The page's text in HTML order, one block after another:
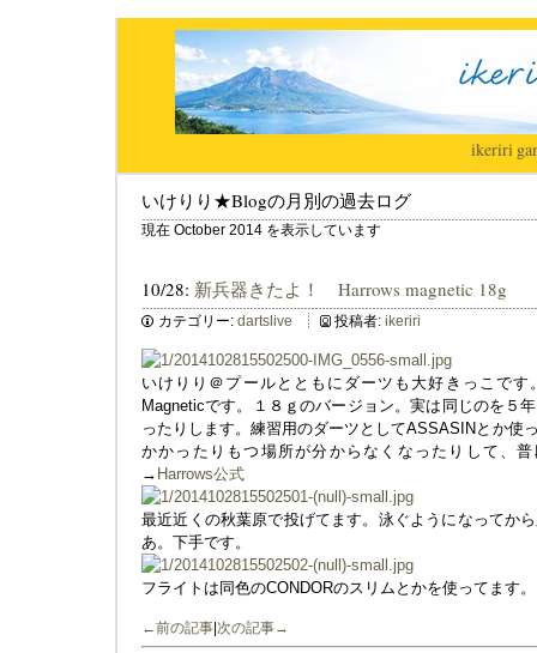
ikeriri|
いけりり★Blogの月別の過去ログ
現在 October 2014 を表示しています
10/28: 新兵器きたよ！ Harrows magnetic 18g
カテゴリー: dartslive 投稿者: ikeriri
いけりり＠プールとともにダーツも大好きっこです
Magneticです。１８ｇのバージョン。実は同じのを５
ったりします。練習用のダーツとしてASSASINとか使
かかったりもつ場所が分からなくなったりして、
→ Harrows公式
最近近くの秋葉原で投げてます。泳ぐようになってか
あ。下手です。
フライトは同色のCONDORのスリムとかを使ってます。
←前の記事 次の記事→